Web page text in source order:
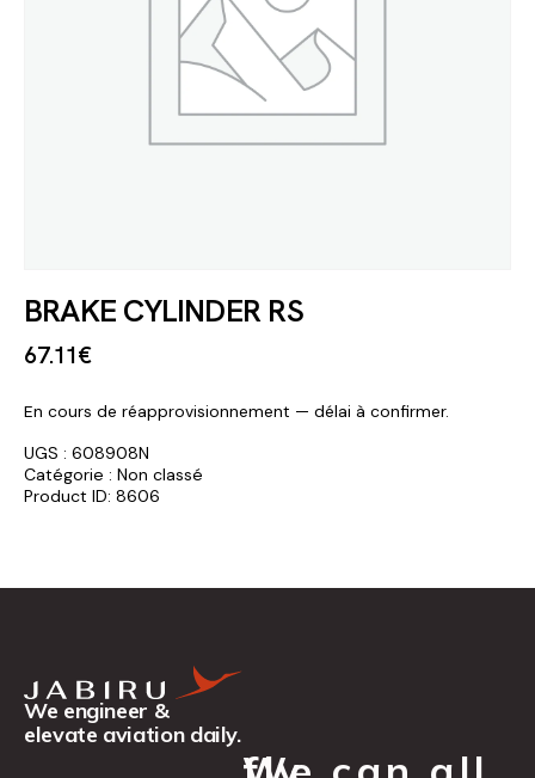
BRAKE CYLINDER RS
67.11€
En cours de réapprovisionnement — délai à confirmer.
UGS : 608908N
Catégorie : Non classé
Product ID: 8606
We engineer &
elevate aviation daily.